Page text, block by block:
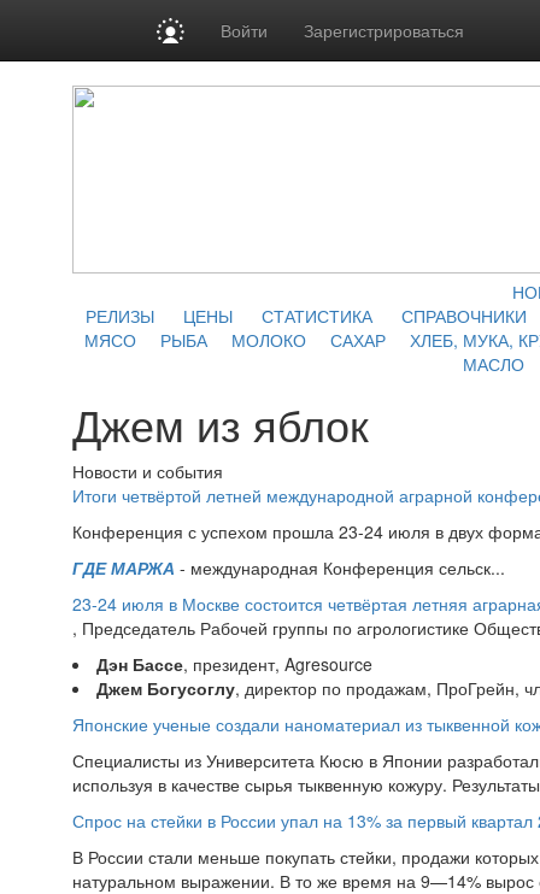
Войти Зарегистрироваться
РЕЛИЗЫ
ЦЕНЫ СТАТИСТИКА
СПРАВОЧНИКИ
МЯСО
РЫБА МОЛОКО САХАР
ХЛЕБ, МУКА,
МАСЛО
Джем из яблок
Новости и события
Итоги четвёртой летней международной аграрной
Конференция с успехом прошла 23-24 июля в двух
ГДЕ МАРЖА - международная Конференция сельск...
23-24 июля в Москве состоится четвёртая летняя
, Председатель Рабочей группы по агрологистике
Дэн Бассе, президент, Agresource
Джем Богусоглу, директор по продажам, ПроГрейн,
Японские ученые создали наноматериал из тыквенной
Специалисты из Университета Кюсю в Японии
используя в качестве сырья тыквенную кожуру.
Спрос на стейки в России упал на 13% за первый квартал
В России стали меньше покупать стейки, продажи
натуральном выражении. В то же время на 9—14%